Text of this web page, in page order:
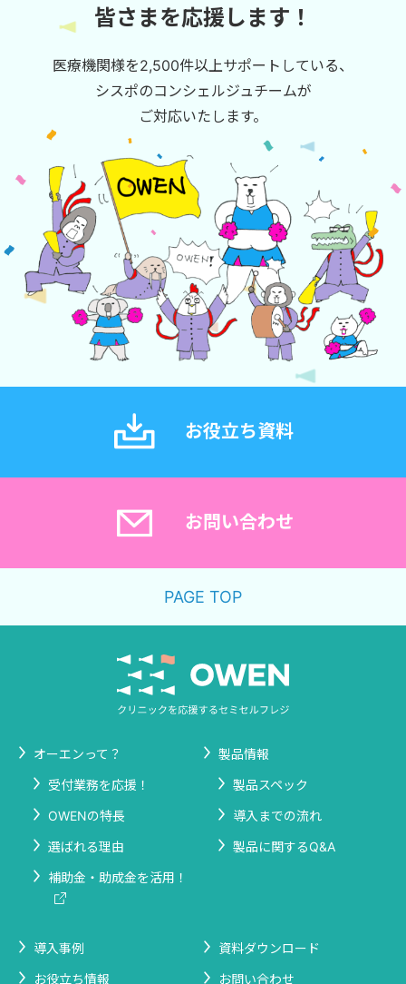
皆さまを応援します！
医療機関様を2,500件以上サポートしている、
シスポのコンシェルジュチームが
ご対応いたします。
お役立ち資料
お問い合わせ
PAGE TOP
オーエンって？
受付業務を応援！
OWENの特長
選ばれる理由
補助金・助成金を活用！
製品情報
製品スペック
導入までの流れ
製品に関するQ&A
導入事例
お役立ち情報
資料ダウンロード
お問い合わせ